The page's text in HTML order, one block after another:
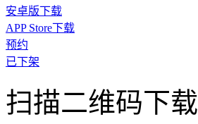
安卓版下载
APP Store下载
预约
已下架
扫描二维码下载